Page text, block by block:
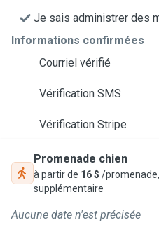
Je sais administrer des
Informations confirmées
Courriel vérifié
Vérification SMS
Vérification Stripe
Promenade chien
à partir de 16 $ /promenade,
supplémentaire
Aucune date n'est précisée